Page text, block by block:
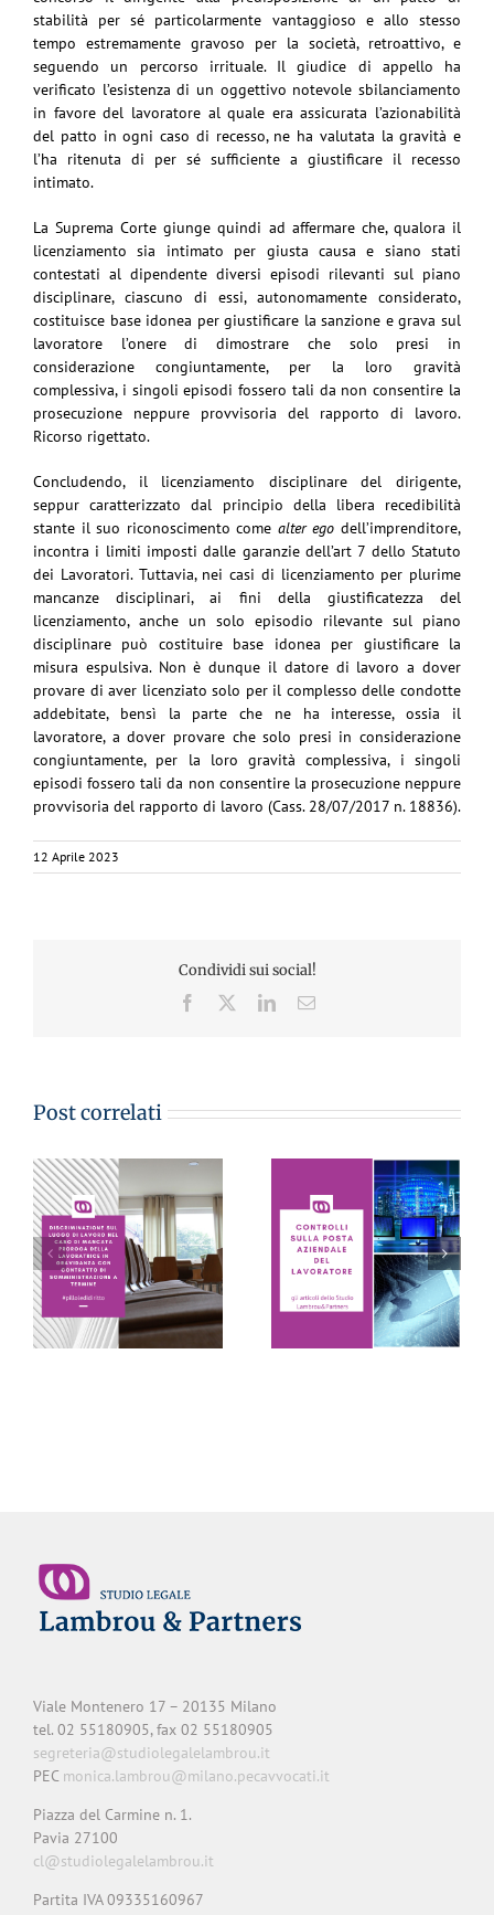
stabilità per sé particolarmente vantaggioso e allo stesso
tempo estremamente gravoso per la società, retroattivo, e
seguendo un percorso irrituale. Il giudice di appello ha
verificato l’esistenza di un oggettivo notevole sbilanciamento
in favore del lavoratore al quale era assicurata l’azionabilità
del patto in ogni caso di recesso, ne ha valutata la gravità e
l’ha ritenuta di per sé sufficiente a giustificare il recesso
intimato.
La Suprema Corte giunge quindi ad affermare che, qualora il
licenziamento sia intimato per giusta causa e siano stati
contestati al dipendente diversi episodi rilevanti sul piano
disciplinare, ciascuno di essi, autonomamente considerato,
costituisce base idonea per giustificare la sanzione e grava sul
lavoratore l’onere di dimostrare che solo presi in
considerazione congiuntamente, per la loro gravità
complessiva, i singoli episodi fossero tali da non consentire la
prosecuzione neppure provvisoria del rapporto di lavoro.
Ricorso rigettato.
Concludendo, il licenziamento disciplinare del dirigente,
seppur caratterizzato dal principio della libera recedibilità
stante il suo riconoscimento come alter ego dell’imprenditore,
incontra i limiti imposti dalle garanzie dell’art 7 dello Statuto
dei Lavoratori. Tuttavia, nei casi di licenziamento per plurime
mancanze disciplinari, ai fini della giustificatezza del
licenziamento, anche un solo episodio rilevante sul piano
disciplinare può costituire base idonea per giustificare la
misura espulsiva. Non è dunque il datore di lavoro a dover
provare di aver licenziato solo per il complesso delle condotte
addebitate, bensì la parte che ne ha interesse, ossia il
lavoratore, a dover provare che solo presi in considerazione
congiuntamente, per la loro gravità complessiva, i singoli
episodi fossero tali da non consentire la prosecuzione neppure
provvisoria del rapporto di lavoro (Cass. 28/07/2017 n. 18836).
12 Aprile 2023
Condividi sui social!
Facebook LinkedInEmail
Post correlati
CONTROLLI SULLA
POSTA AZIENDALE
DEL LAVORATORE:
sono inutilizzabili se
eseguiti in virtù solo
di un sospetto – Avv.
Monica Lambrou
LE PILLOLE DEL
VENERDI’
Viale Montenero 17 – 20135 Milano
tel. 02 55180905, fax 02 55180905
segreteria@studiolegalelambrou.it
PEC monica.lambrou@milano.pecavvocati.it
Piazza del Carmine n. 1.
Pavia 27100
cl@studiolegalelambrou.it
Partita IVA 09335160967